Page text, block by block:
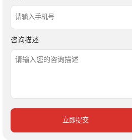
咨询描述
立即提交